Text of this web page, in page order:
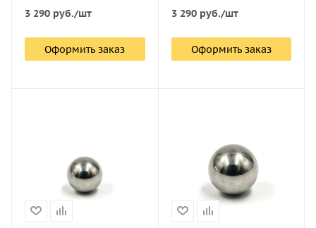
3 290 руб./шт
Оформить заказ
3 290руб./шт
Оформить заказ